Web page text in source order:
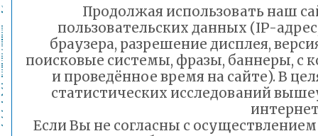
«Мы собрались для
вспомнить
продолжателей
Продолжая использовать наш
пользовательских данных (IP-
браузера, разрешение дисплея,
поисковые системы, фразы, баннеры, с
и проведённое время на сайте). В
статистических исследований
Если Вы не согласны с